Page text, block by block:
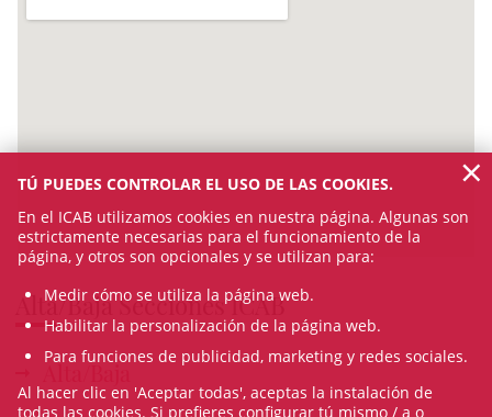
Alta/Baja Secciones ICAB
TÚ PUEDES CONTROLAR EL USO DE LAS COOKIES.
En el ICAB utilizamos cookies en nuestra página. Algunas son
estrictamente necesarias para el funcionamiento de la
página, y otros son opcionales y se utilizan para:
Medir cómo se utiliza la página web.
Habilitar la personalización de la página web.
Para funciones de publicidad, marketing y redes sociales.
Al hacer clic en 'Aceptar todas', aceptas la instalación de
todas las cookies. Si prefieres configurar tú mismo / a o
×